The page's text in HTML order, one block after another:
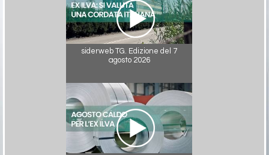
siderweb TG. Edizione del 7
agosto 2026